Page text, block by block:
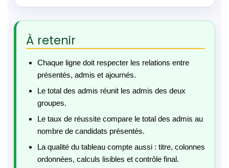
À retenir
Chaque ligne doit respecter les relations entre
présentés, admis et ajournés.
Le total des admis réunit les admis des deux
groupes.
Le taux de réussite compare le total des admis au
nombre de candidats présentés.
La qualité du tableau compte aussi : titre, colonnes
ordonnées, calculs lisibles et contrôle final.